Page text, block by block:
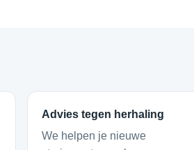
Advies tegen herhaling
We helpen je nieuwe